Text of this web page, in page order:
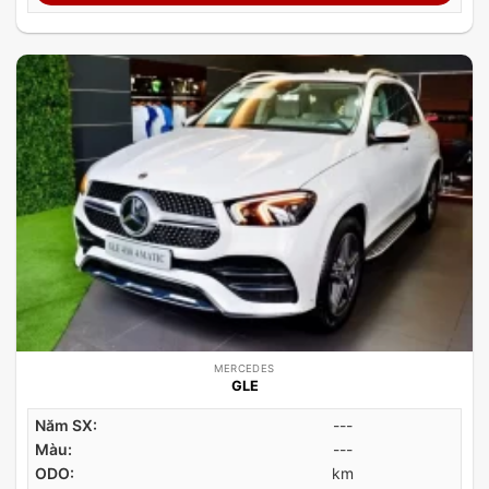
MERCEDES
GLE
Năm SX:
---
Màu:
---
ODO:
km